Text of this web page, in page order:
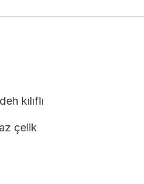
kılıflı
çelik